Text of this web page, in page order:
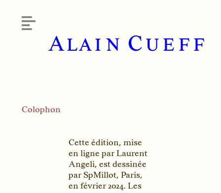
Alain Cueff
Cette édition, mise
en février 2024. Les
sous la responsabilité
d’Alain Cueff, qui en
est l’auteur. Il est
joignable par la page
contact de ce site.